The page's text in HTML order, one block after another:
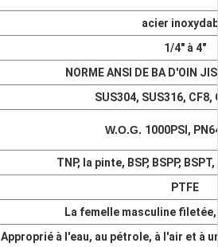
acier
1/4" à 4"
NORME ANSI DE BA D'OIN
SUS304, SUS316, CF8,
W.O.G. 1000PSI,
TNP, la pinte, BSP, BSPP,
PTFE
La femelle masculine
Approprié à l'eau, au pétrole, à l'air et à